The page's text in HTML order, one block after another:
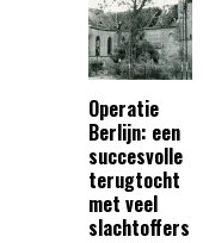
Operatie
Berlijn: een
succesvolle
terugtocht
met veel
slachtoffers